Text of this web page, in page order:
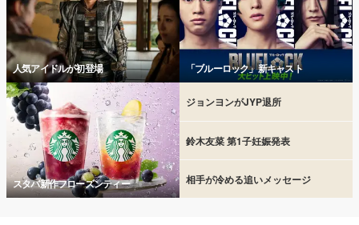
人気アイドルが初登場 「ブルーロック」新キャスト
スタバ新作フローズンティー
ジョンヨンがJYP退所
鈴木友菜 第1子妊娠発表
相手が冷める追いメッセージ